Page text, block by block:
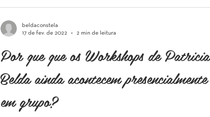
Por que que os Workshops de Patricia
Belda ainda acontecem presencialmente
em grupo?
beldaconstela
17 de fev. de 2022
2 min de leitura